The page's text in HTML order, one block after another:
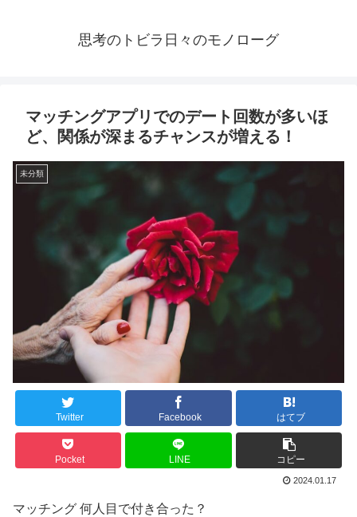
思考のトビラ日々のモノローグ
マッチングアプリでのデート回数が多いほ
ど、関係が深まるチャンスが増える！
未分類
Twitter Facebook はてブ
Pocket LINE コピー
2024.01.17
マッチング 何人目で付き合った？